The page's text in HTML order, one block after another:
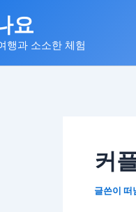
요
행과 소소한 체험
커
글쓴이 떠